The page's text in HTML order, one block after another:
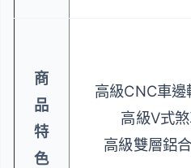
商
品
特
色
高級CNC車邊
高級V式
高級雙層鋁